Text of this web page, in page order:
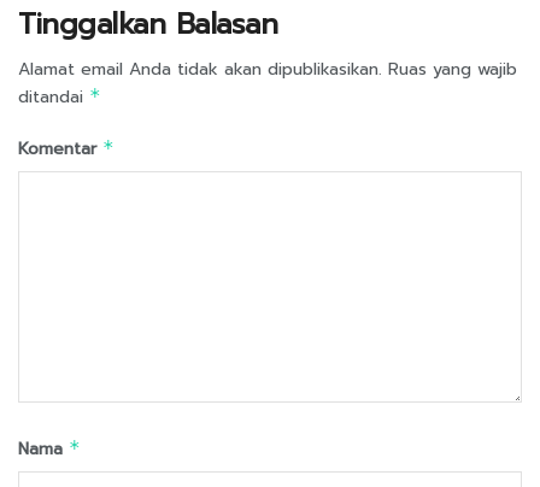
Tinggalkan Balasan
Alamat email Anda tidak akan dipublikasikan. Ruas yang wajib
ditandai *
Komentar *
Nama *